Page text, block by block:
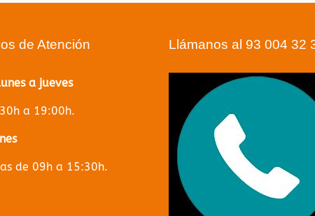
de Atención
a jueves
a 19:00h.
de 09h a 15:30h.
Llámanos al 93 004 32